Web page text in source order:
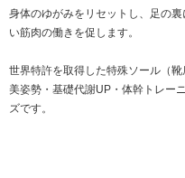
身体のゆがみをリセットし、足の
い筋肉の働きを促します。
世界特許を取得した特殊ソール（靴
美姿勢・基礎代謝UP・体幹トレー
ズです。